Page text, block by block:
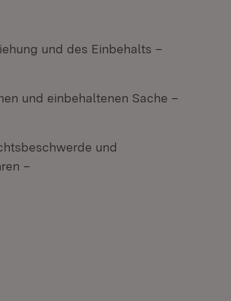
und des Einbehalts –
und einbehaltenen Sache –
und
–